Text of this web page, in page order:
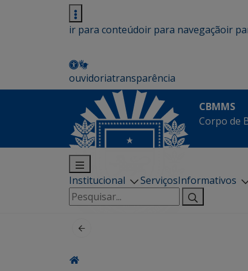
ir para conteúdoir para navegaçãoir
ouvidoriatransparência
CBMMS
Corpo de
Institucional ServiçosInformativos
Pesquisar
por: